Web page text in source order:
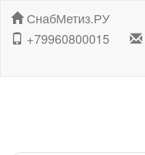
СнабМетиз.РУ
+79960800015